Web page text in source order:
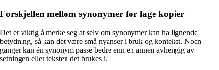
Forskjellen mellom synonymer for lage kopier
Det er viktig å merke seg at selv om synonymer kan ha lignende
betydning, så kan det være små nyanser i bruk og kontekst. Noen
ganger kan én synonym passe bedre enn en annen avhengig av
setningen eller teksten det brukes i.